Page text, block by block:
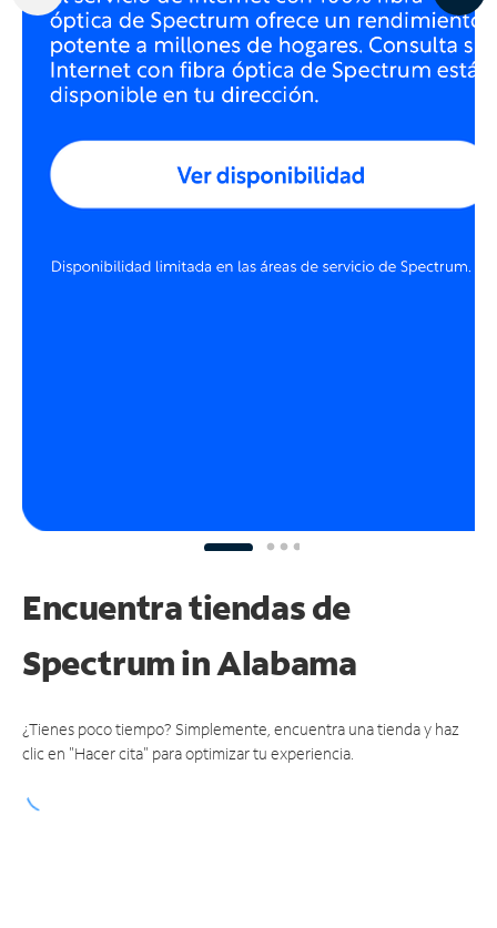
Encuentra tiendas de
Spectrumin Alabama
¿Tienes poco tiempo? Simplemente, encuentra una tienda y haz
clic en "Hacer cita" para optimizar tu experiencia.